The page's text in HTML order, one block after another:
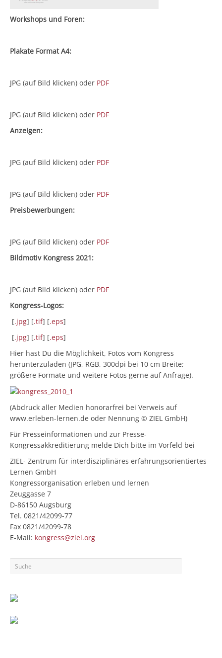
Workshops und Foren:
Plakate Format A4:
JPG (auf Bild klicken) oder PDF
JPG (auf Bild klicken) oder PDF
Anzeigen:
JPG (auf Bild klicken) oder PDF
JPG (auf Bild klicken) oder PDF
Preisbewerbungen:
JPG (auf Bild klicken) oder PDF
Bildmotiv Kongress 2021:
JPG (auf Bild klicken) oder PDF
Kongress-Logos:
[.jpg] [.tif] [.eps]
[.jpg] [.tif] [.eps]
Hier hast Du die Möglichkeit, Fotos vom Kongress
herunterzuladen (JPG, RGB, 300dpi bei 10 cm Breite;
größere Formate und weitere Fotos gerne auf Anfrage).
(Abdruck aller Medien honorarfrei bei Verweis auf
www.erleben-lernen.de oder Nennung © ZIEL GmbH)
Für Presseinformationen und zur Presse-
Kongressakkreditierung melde Dich bitte im Vorfeld bei
ZIEL- Zentrum für interdisziplinäres erfahrungsorientiertes
Lernen GmbH
Kongressorganisation erleben und lernen
Zeuggasse 7
D-86150 Augsburg
Tel. 0821/42099-77
Fax 0821/42099-78
E-Mail: kongress@ziel.org